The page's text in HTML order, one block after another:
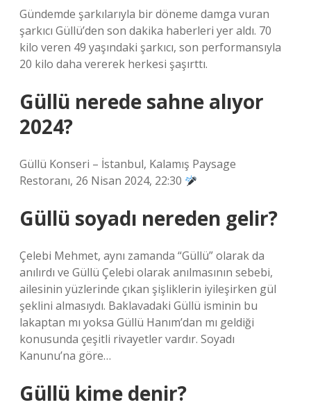
Gündemde şarkılarıyla bir döneme damga vuran
şarkıcı Güllü’den son dakika haberleri yer aldı. 70
kilo veren 49 yaşındaki şarkıcı, son performansıyla
20 kilo daha vererek herkesi şaşırttı.
Güllü nerede sahne alıyor
2024?
Güllü Konseri – İstanbul, Kalamış Paysage
Restoranı, 26 Nisan 2024, 22:30
Güllü soyadı nereden gelir?
Çelebi Mehmet, aynı zamanda “Güllü” olarak da
anılırdı ve Güllü Çelebi olarak anılmasının sebebi,
ailesinin yüzlerinde çıkan şişliklerin iyileşirken gül
şeklini almasıydı. Baklavadaki Güllü isminin bu
lakaptan mı yoksa Güllü Hanım’dan mı geldiği
konusunda çeşitli rivayetler vardır. Soyadı
Kanunu’na göre…
Güllü kime denir?